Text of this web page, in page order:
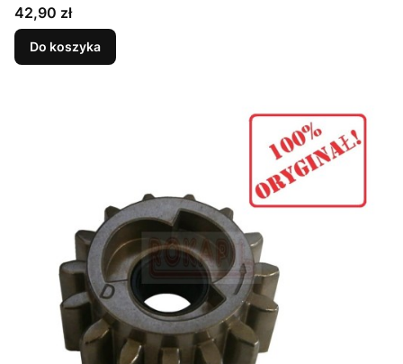
Cena
42,90 zł
Do koszyka